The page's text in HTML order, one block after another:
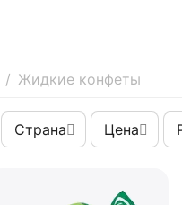
/ Жидкие конфеты
Страна Цена